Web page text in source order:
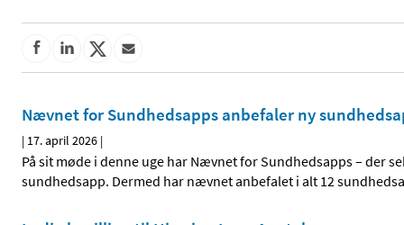
Nævnet for Sundhedsapps anbefaler ny
| 17. april 2026 |
På sit møde i denne uge har Nævnet for Sundhedsapps – der
sundhedsapp. Dermed har nævnet anbefalet i alt 12